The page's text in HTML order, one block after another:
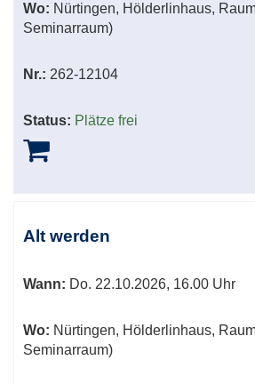
Wo: Nürtingen, Hölderlinhaus,
Seminarraum)
Nr.: 262-12104
Status: Plätze frei
Alt werden
Wann: Do. 22.10.2026, 16.00 Uhr
Wo: Nürtingen, Hölderlinhaus,
Seminarraum)